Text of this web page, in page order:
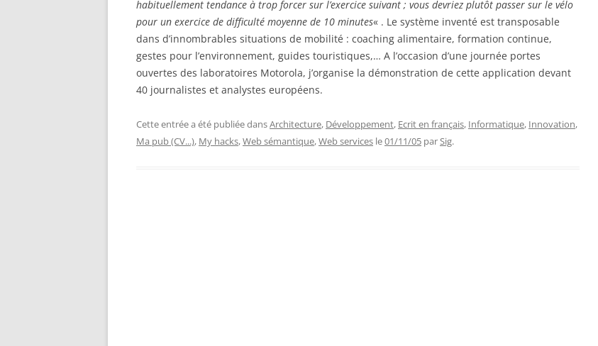
habituellement tendance à trop forcer sur l’exercice suivant ; vous devriez plutôt passer sur le vélo
pour un exercice de difficulté moyenne de 10 minutes« . Le système inventé est transposable
dans d’innombrables situations de mobilité : coaching alimentaire, formation continue,
gestes pour l’environnement, guides touristiques,… A l’occasion d’une journée portes
ouvertes des laboratoires Motorola, j’organise la démonstration de cette application devant
40 journalistes et analystes européens.
Cette entrée a été publiée dansArchitecture, Développement, Ecrit en français, Informatique, Innovation,
Ma pub (CV...), My hacks,Web sémantique,Web services le01/11/05 parSig.